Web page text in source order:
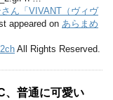
さん「VIVANT（ヴィヴ
appeared on あらまめ
All Rights Reserved.
、普通に可愛い